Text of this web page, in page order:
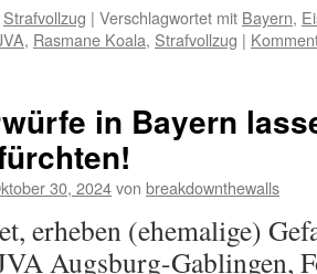
Strafvollzug | Verschlagwortet mit Bayern,
, Rasmane Koala, Strafvollzug |
in Bayern
30, 2024von breakdownthewalls
erheben (ehemalige)
Augsburg-Gablingen,